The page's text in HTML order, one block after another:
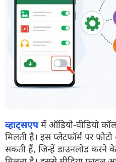
व्हाट्सएपमें ऑडियो-वीडियो
मिलती है। इस प्लेटफॉर्म पर
सकती हैं, जिन्हें डाउनलोड करने